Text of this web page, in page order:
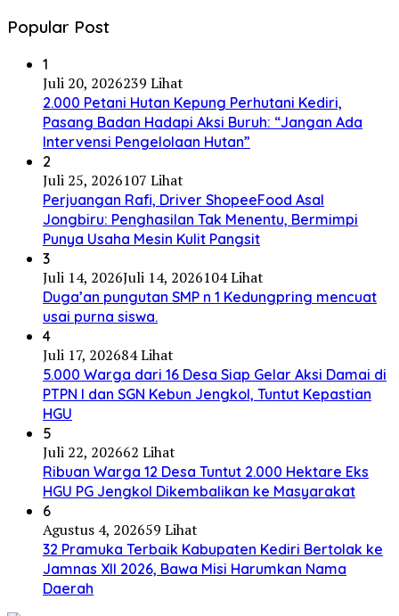
Popular Post
1
Juli 20, 2026239 Lihat
2.000 Petani Hutan Kepung Perhutani Kediri,
Pasang Badan Hadapi Aksi Buruh: “Jangan Ada
Intervensi Pengelolaan Hutan”
2
Juli 25, 2026107 Lihat
Perjuangan Rafi, Driver ShopeeFood Asal
Jongbiru: Penghasilan Tak Menentu, Bermimpi
Punya Usaha Mesin Kulit Pangsit
3
Juli 14, 2026Juli 14, 2026104 Lihat
Duga’an pungutan SMP n 1 Kedungpring mencuat
usai purna siswa.
4
Juli 17, 202684 Lihat
5.000 Warga dari 16 Desa Siap Gelar Aksi Damai di
PTPN I dan SGN Kebun Jengkol, Tuntut Kepastian
HGU
5
Juli 22, 202662 Lihat
Ribuan Warga 12 Desa Tuntut 2.000 Hektare Eks
HGU PG Jengkol Dikembalikan ke Masyarakat
6
Agustus 4, 202659 Lihat
32 Pramuka Terbaik Kabupaten Kediri Bertolak ke
Jamnas XII 2026, Bawa Misi Harumkan Nama
Daerah